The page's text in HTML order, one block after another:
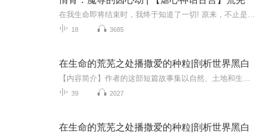
18 3685
在生命的荒芜之处播撒爱的种粒|剖析世界黑白
39 2027
在生命的荒芜之处播撒爱的种粒|剖析世界黑白